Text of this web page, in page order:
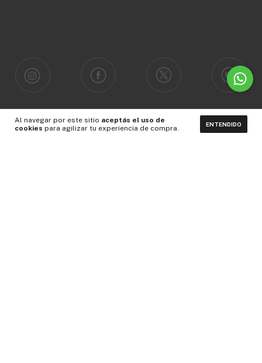
Al navegar por este sitio aceptás el uso de
cookies para agilizar tu experiencia de compra. ENTENDIDO